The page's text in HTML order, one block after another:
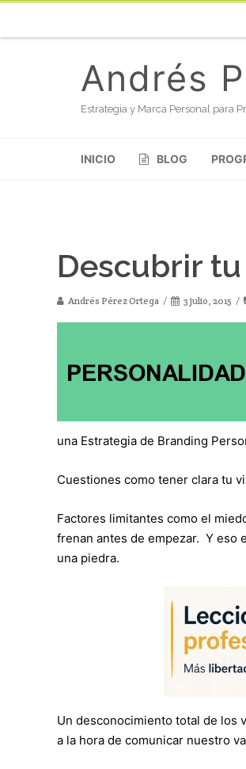
Andrés
Estrategia y Marca Personal para
INICIO BLOG
Descubrir
Andrés Pérez Ortega 3 julio, 2015
una Estrategia de Branding
Cuestiones como tener clara tu
Factores limitantes como el
frenan antes de empezar. Y eso
una piedra.
Un desconocimiento total de los
a la hora de comunicar nuestro